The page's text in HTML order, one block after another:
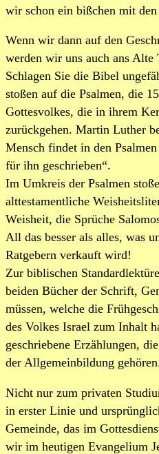
wir schon ein bißchen mit
Wenn wir dann auf den
werden wir uns auch ans Alte
Schlagen Sie die Bibel
stoßen auf die Psalmen, die
Gottesvolkes, die in ihrem
zurückgehen. Martin Luther
Mensch findet in den
für ihn geschrieben“.
Im Umkreis der Psalmen
alttestamentliche
Weisheit, die Sprüche
All das besser als alles, was
Ratgebern verkauft wird!
Zur biblischen
beiden Bücher der Schrift,
müssen, welche die
des Volkes Israel zum Inhalt
geschriebene Erzählungen,
der Allgemeinbildung
Nicht nur zum privaten
in erster Linie und
Gemeinde, das im
wir im heutigen Evangelium